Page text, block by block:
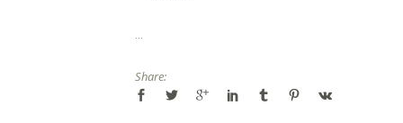
Share: